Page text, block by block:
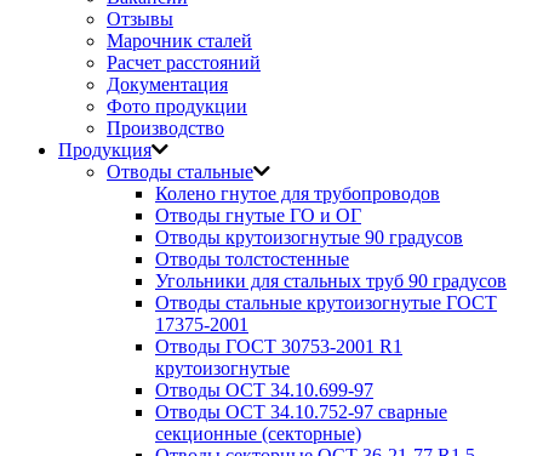
Отзывы
Марочник сталей
Расчет расстояний
Документация
Фото продукции
Производство
Продукция
Отводы стальные
Колено гнутое для трубопроводов
Отводы гнутые ГО и ОГ
Отводы крутоизогнутые 90 градусов
Отводы толстостенные
Угольники для стальных труб 90 градусов
Отводы стальные крутоизогнутые ГОСТ
17375-2001
Отводы ГОСТ 30753-2001 R1
крутоизогнутые
Отводы ОСТ 34.10.699-97
Отводы ОСТ 34.10.752-97 сварные
секционные (секторные)